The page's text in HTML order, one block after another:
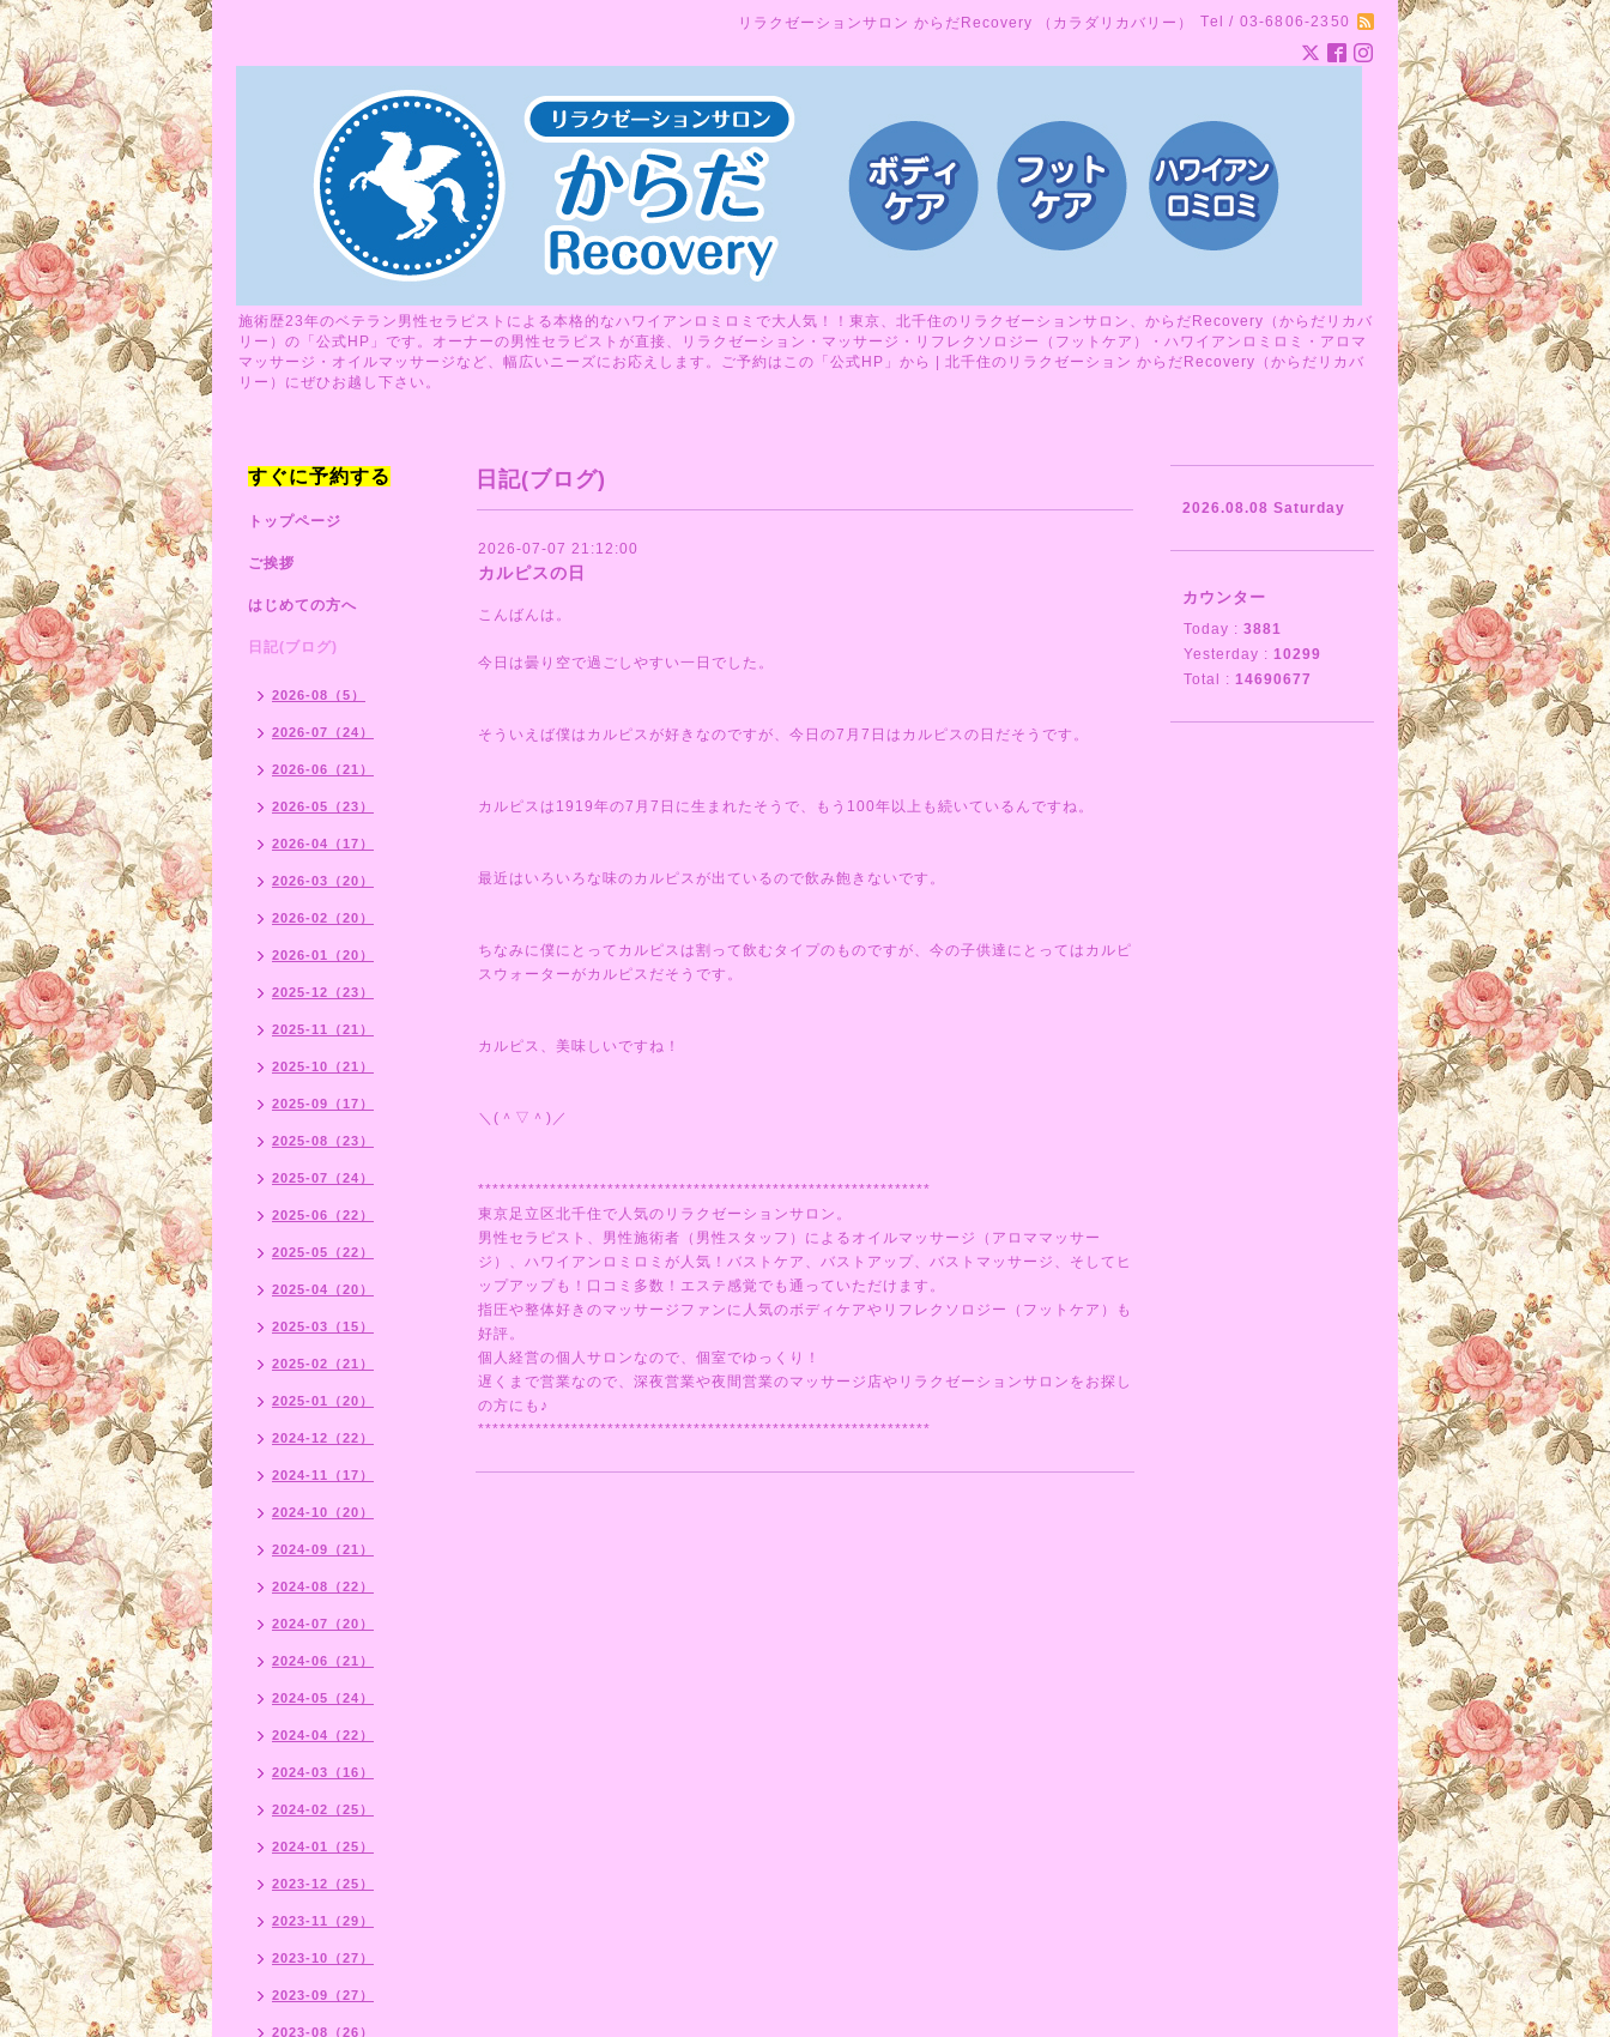
リラクゼーションサロン からだRecovery （カラダリカバリー） Tel / 03-6806-2350
施術歴23年のベテラン男性セラピストによる本格的なハワイアンロミロミで大人気！！東京、北千住のリラクゼーションサロン、からだRecovery（からだリカバ
リー）の「公式HP」です。オーナーの男性セラピストが直接、リラクゼーション・マッサージ・リフレクソロジー（フットケア）・ハワイアンロミロミ・アロマ
マッサージ・オイルマッサージなど、幅広いニーズにお応えします。ご予約はこの「公式HP」から | 北千住のリラクゼーション からだRecovery（からだリカバ
リー）にぜひお越し下さい。
日記(ブログ)
2026-07-07 21:12:00
カルピスの日
こんばんは。
今日は曇り空で過ごしやすい一日でした。
そういえば僕はカルピスが好きなのですが、今日の7月7日はカルピスの日だそうです。
カルピスは1919年の7月7日に生まれたそうで、もう100年以上も続いているんですね。
最近はいろいろな味のカルピスが出ているので飲み飽きないです。
ちなみに僕にとってカルピスは割って飲むタイプのものですが、今の子供達にとってはカルピ
スウォーターがカルピスだそうです。
カルピス、美味しいですね！
＼(＾▽＾)／
***************************************************************
東京足立区北千住で人気のリラクゼーションサロン。
男性セラピスト、男性施術者（男性スタッフ）によるオイルマッサージ（アロママッサー
ジ）、ハワイアンロミロミが人気！バストケア、バストアップ、バストマッサージ、そしてヒ
ップアップも！口コミ多数！エステ感覚でも通っていただけます。
指圧や整体好きのマッサージファンに人気のボディケアやリフレクソロジー（フットケア）も
好評。
個人経営の個人サロンなので、個室でゆっくり！
遅くまで営業なので、深夜営業や夜間営業のマッサージ店やリラクゼーションサロンをお探し
の方にも♪
***************************************************************
すぐに予約する
トップページ
ご挨拶
はじめての方へ
日記(ブログ)
2026-08（5）
2026-07（24）
2026-06（21）
2026-05（23）
2026-04（17）
2026-03（20）
2026-02（20）
2026-01（20）
2025-12（23）
2025-11（21）
2025-10（21）
2025-09（17）
2025-08（23）
2025-07（24）
2025-06（22）
2025-05（22）
2025-04（20）
2025-03（15）
2025-02（21）
2025-01（20）
2024-12（22）
2024-11（17）
2024-10（20）
2024-09（21）
2024-08（22）
2024-07（20）
2024-06（21）
2024-05（24）
2024-04（22）
2024-03（16）
2024-02（25）
2024-01（25）
2023-12（25）
2023-11（29）
2023-10（27）
2023-09（27）
2023-08（26）
2026.08.08 Saturday
カウンター
Today : 3881
Yesterday : 10299
Total : 14690677